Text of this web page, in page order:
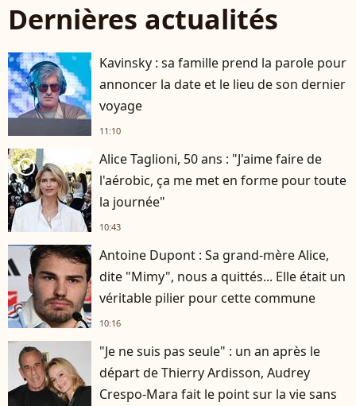
Dernières actualités
Kavinsky : sa famille prend la parole pour
annoncer la date et le lieu de son dernier
voyage
11:10
player2
Alice Taglioni, 50 ans : "J'aime faire de
l'aérobic, ça me met en forme pour toute
la journée"
10:43
Antoine Dupont : Sa grand-mère Alice,
dite "Mimy", nous a quittés... Elle était un
véritable pilier pour cette commune
10:16
"Je ne suis pas seule" : un an après le
départ de Thierry Ardisson, Audrey
Crespo-Mara fait le point sur la vie sans